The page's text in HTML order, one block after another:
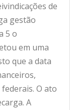
de
gestão
5 o
em uma
que a data
O ato
A